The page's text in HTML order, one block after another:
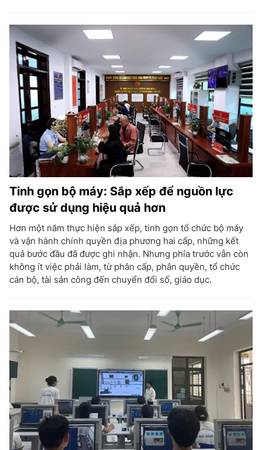
Tinh gọn bộ máy: Sắp xếp để nguồn lực
được sử dụng hiệu quả hơn
Hơn một năm thực hiện sắp xếp, tinh gọn tổ chức bộ máy
và vận hành chính quyền địa phương hai cấp, những kết
quả bước đầu đã được ghi nhận. Nhưng phía trước vẫn còn
không ít việc phải làm, từ phân cấp, phân quyền, tổ chức
cán bộ, tài sản công đến chuyển đổi số, giáo dục.